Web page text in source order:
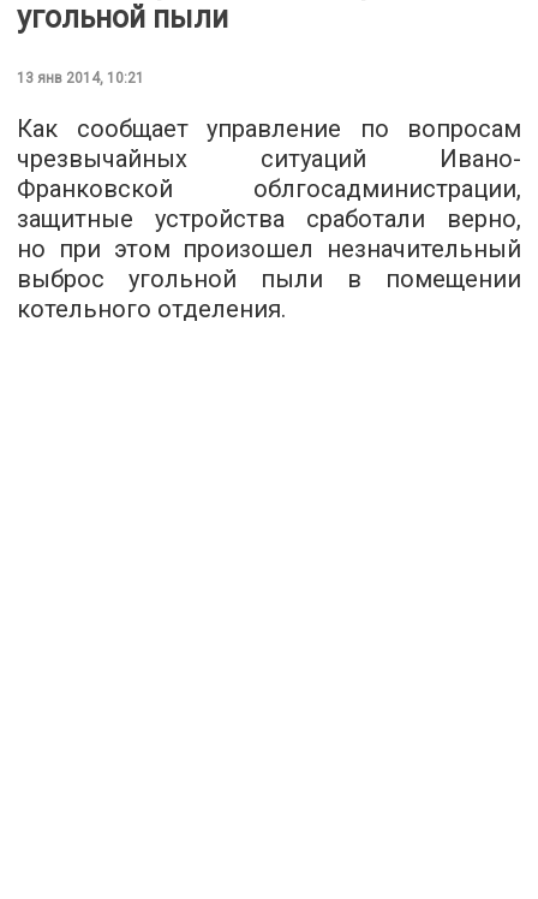
угольной пыли
13 янв 2014, 10:21
Как сообщает управление по вопросам
чрезвычайных ситуаций Ивано-
Франковской облгосадминистрации,
защитные устройства сработали верно,
но при этом произошел незначительный
выброс угольной пыли в помещении
котельного отделения.